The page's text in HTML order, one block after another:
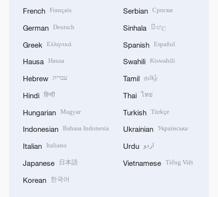
French Français
German Deutsch
Greek Ελληνικά
Hausa Hausa
Hebrew עברית
Hindi हिन्दी
Hungarian Magyar
Indonesian Bahasa Indonesia
Italian Italiano
Japanese 日本語
Korean 한국어
Serbian Српски
Sinhala සිංහල
Spanish Español
Swahili Kiswahili
Tamil தமிழ்
Thai ไทย
Turkish Türkçe
Ukrainian Українська
Urdu اردو
Vietnamese Tiếng Việt